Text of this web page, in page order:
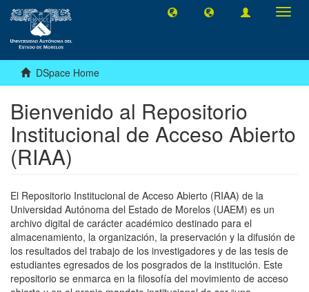
DSpace Home
Bienvenido al Repositorio
Institucional de Acceso Abierto
(RIAA)
El Repositorio Institucional de Acceso Abierto (RIAA) de la
Universidad Autónoma del Estado de Morelos (UAEM) es un
archivo digital de carácter académico destinado para el
almacenamiento, la organización, la preservación y la difusión de
los resultados del trabajo de los investigadores y de las tesis de
estudiantes egresados de los posgrados de la institución. Este
repositorio se enmarca en la filosofía del movimiento de acceso